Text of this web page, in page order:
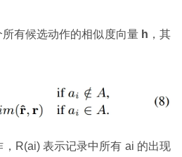
有候选动作的相似度向量 h ，其
R(ai) 表示记录中所有 ai 的出现